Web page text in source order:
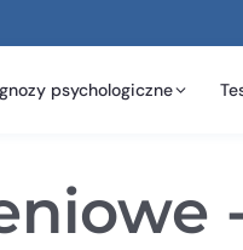
psychologiczne